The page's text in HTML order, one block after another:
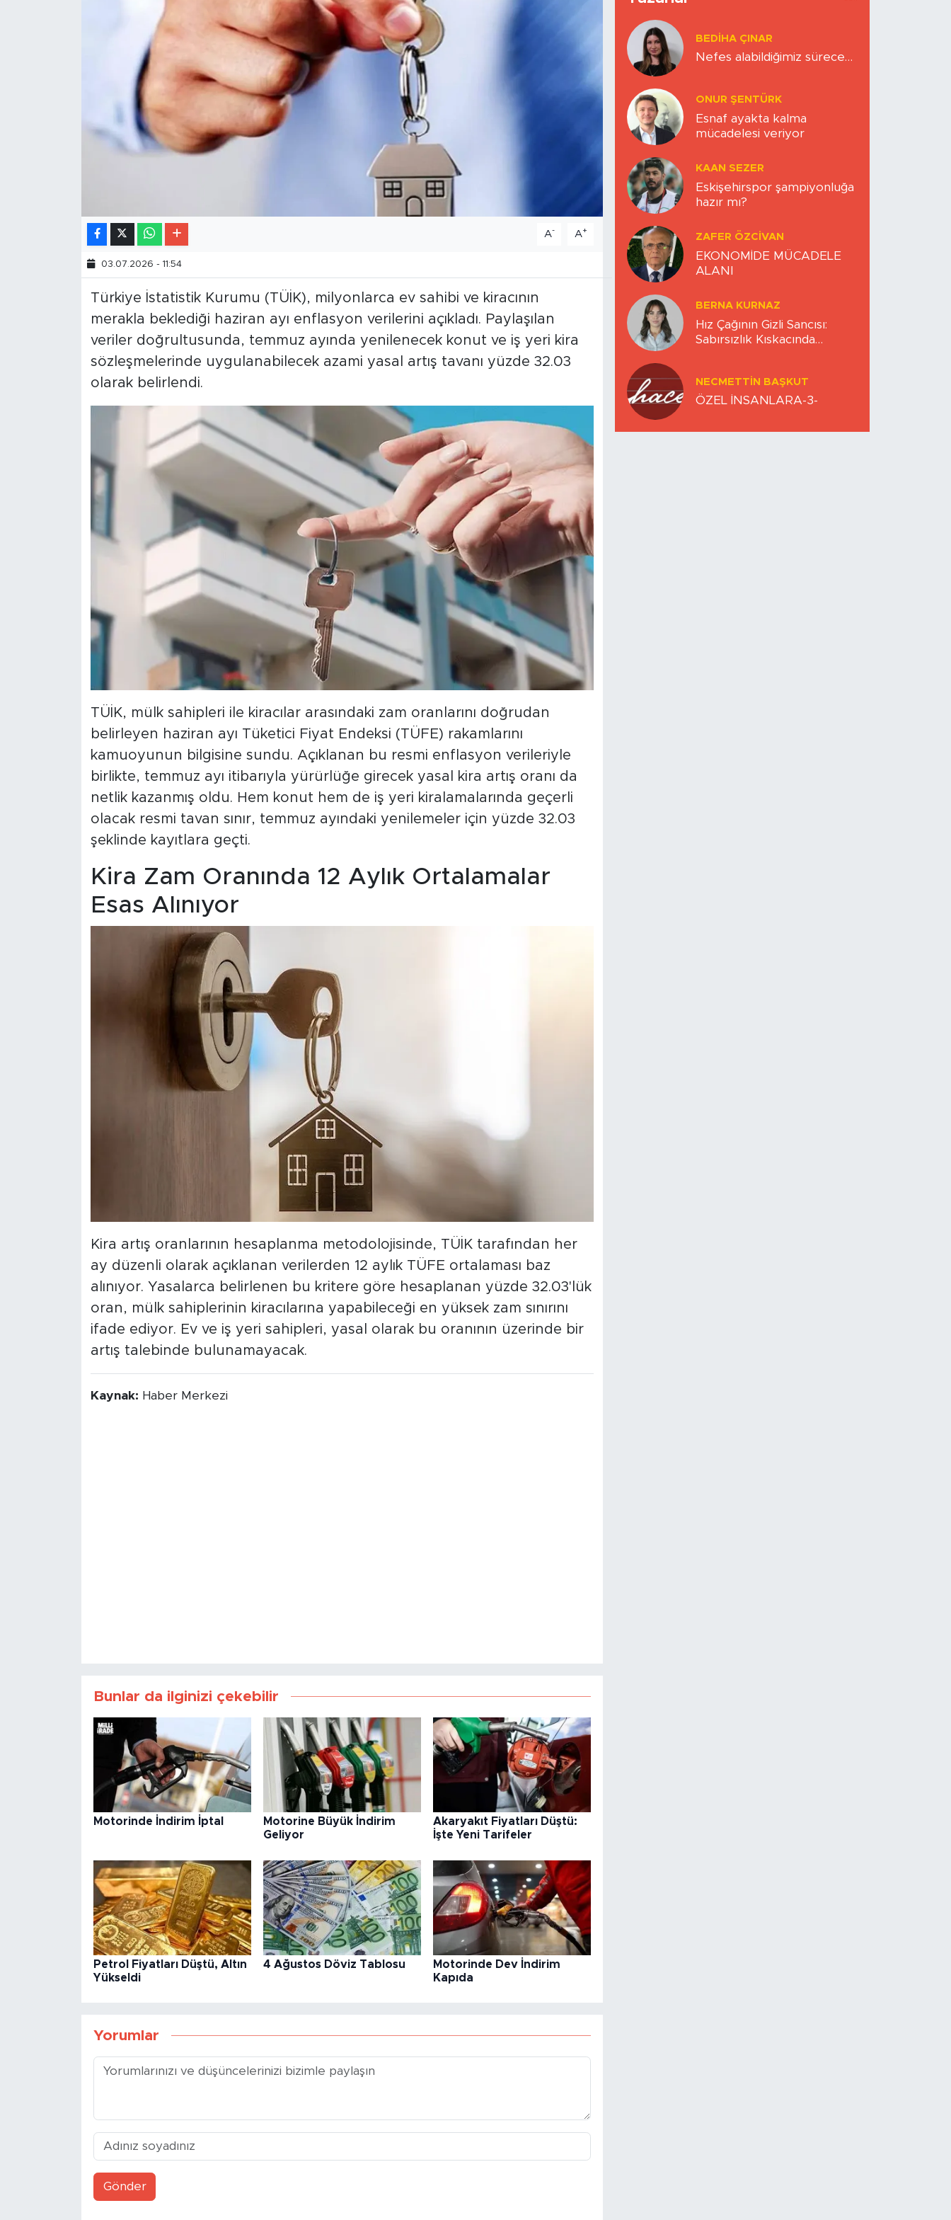
A- A+
03.07.2026 - 11:54
Türkiye İstatistik Kurumu (TÜİK), milyonlarca ev sahibi ve kiracının
merakla beklediği haziran ayı enflasyon verilerini açıkladı. Paylaşılan
veriler doğrultusunda, temmuz ayında yenilenecek konut ve iş yeri kira
sözleşmelerinde uygulanabilecek azami yasal artış tavanı yüzde 32.03
olarak belirlendi.
TÜİK, mülk sahipleri ile kiracılar arasındaki zam oranlarını doğrudan
belirleyen haziran ayı Tüketici Fiyat Endeksi (TÜFE) rakamlarını
kamuoyunun bilgisine sundu. Açıklanan bu resmi enflasyon verileriyle
birlikte, temmuz ayı itibarıyla yürürlüğe girecek yasal kira artış oranı da
netlik kazanmış oldu. Hem konut hem de iş yeri kiralamalarında geçerli
olacak resmi tavan sınır, temmuz ayındaki yenilemeler için yüzde 32.03
şeklinde kayıtlara geçti.
Kira Zam Oranında 12 Aylık Ortalamalar
Esas Alınıyor
Kira artış oranlarının hesaplanma metodolojisinde, TÜİK tarafından her
ay düzenli olarak açıklanan verilerden 12 aylık TÜFE ortalaması baz
alınıyor. Yasalarca belirlenen bu kritere göre hesaplanan yüzde 32.03'lük
oran, mülk sahiplerinin kiracılarına yapabileceği en yüksek zam sınırını
ifade ediyor. Ev ve iş yeri sahipleri, yasal olarak bu oranının üzerinde bir
artış talebinde bulunamayacak.
Kaynak: Haber Merkezi
Bunlar da ilginizi çekebilir
Motorinde İndirim İptal
Motorine Büyük İndirim
Geliyor
Akaryakıt Fiyatları Düştü:
İşte Yeni Tarifeler
Petrol Fiyatları Düştü, Altın
Yükseldi
4 Ağustos Döviz Tablosu
Motorinde Dev İndirim
Kapıda
Yorumlar
Gönder
BEDIHA ÇINAR
Nefes alabildiğimiz sürece…
ONUR ŞENTÜRK
Esnaf ayakta kalma
mücadelesi veriyor
KAAN SEZER
Eskişehirspor şampiyonluğa
hazır mı?
ZAFER ÖZCIVAN
EKONOMİDE MÜCADELE
ALANI
BERNA KURNAZ
Hız Çağının Gizli Sancısı:
Sabırsızlık Kıskacında
NECMETTIN BAŞKUT
ÖZEL İNSANLARA-3-